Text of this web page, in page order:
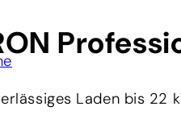
Laden bis 22